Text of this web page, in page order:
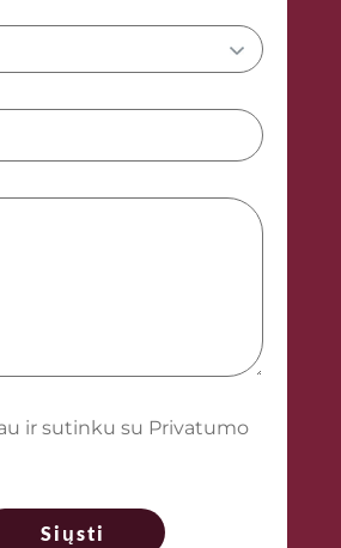
ir sutinku su Privatumo
Siųsti